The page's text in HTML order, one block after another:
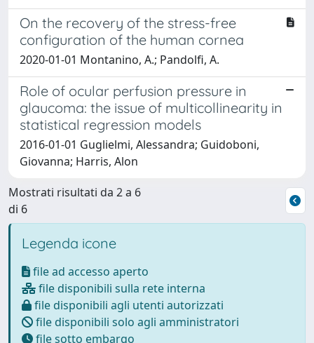
On the recovery of the stress-free
configuration of the human cornea
2020-01-01 Montanino, A.; Pandolfi, A.
Role of ocular perfusion pressure in
glaucoma: the issue of multicollinearity in
statistical regression models
2016-01-01 Guglielmi, Alessandra; Guidoboni,
Giovanna; Harris, Alon
Mostrati risultati da 2 a 6
di 6
Legenda icone
file ad accesso aperto
file disponibili sulla rete interna
file disponibili agli utenti autorizzati
file disponibili solo agli amministratori
file sotto embargo